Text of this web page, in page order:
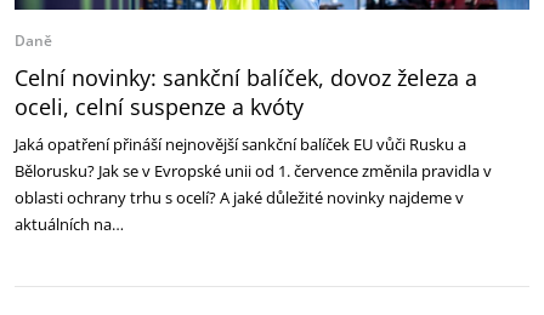
Daně
Celní novinky: sankční balíček, dovoz železa a
oceli, celní suspenze a kvóty
Jaká opatření přináší nejnovější sankční balíček EU vůči Rusku a
Bělorusku? Jak se v Evropské unii od 1. července změnila pravidla v
oblasti ochrany trhu s ocelí? A jaké důležité novinky najdeme v
aktuálních na…